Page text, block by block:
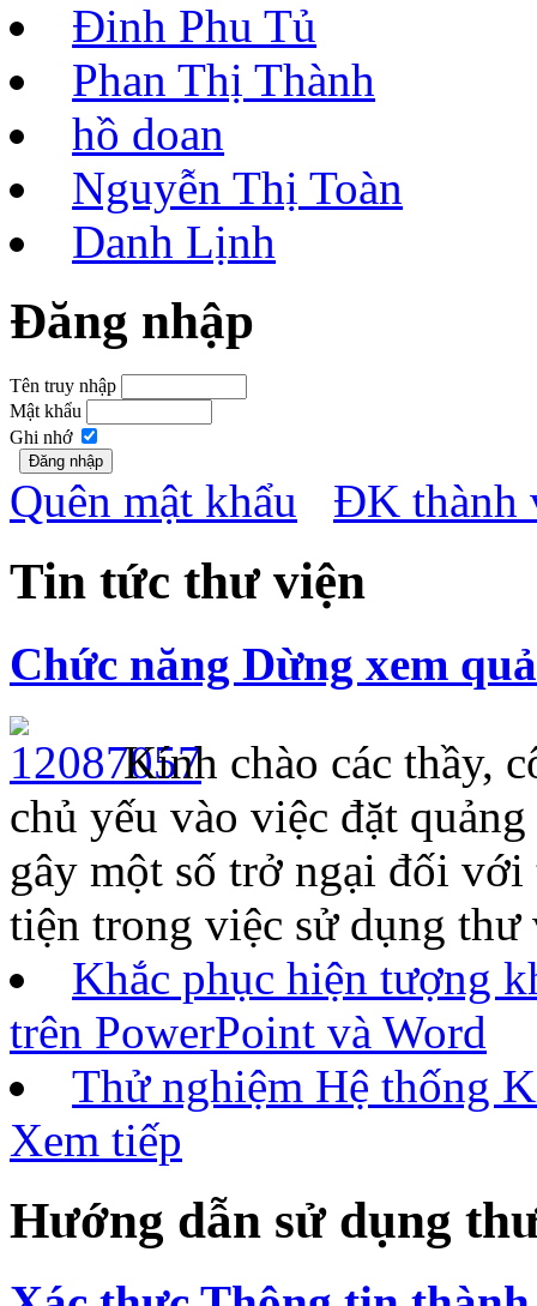
Đinh Phu Tủ
Phan Thị Thành
hồ doan
Nguyễn Thị Toàn
Danh Lịnh
Đăng nhập
Tên truy nhập
Mật khẩu
Ghi nhớ
Quên mật khẩu ĐK thành
Tin tức thư viện
Chức năng Dừng xem
Kính chào các thầy,
chủ yếu vào việc đặt
gây một số trở ngại đối
tiện trong việc sử dụng thư
Khắc phục hiện tượng
trên PowerPoint và Word
Thử nghiệm Hệ thống
Xem tiếp
Hướng dẫn sử dụng